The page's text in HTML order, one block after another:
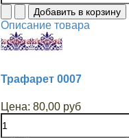
Описание товара
Трафарет 0007
Цена: 80,00 руб